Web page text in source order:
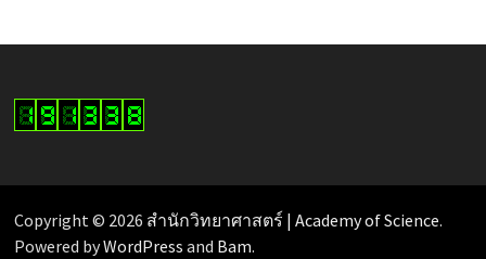
Copyright © 2026 สำนักวิทยาศาสตร์ | Academy of Science.
Powered byWordPress and Bam.